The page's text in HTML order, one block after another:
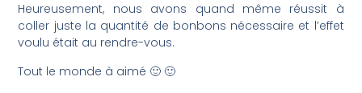
Heureusement, nous avons quand même réussit à
coller juste la quantité de bonbons nécessaire et l’effet
voulu était au rendre-vous.
Tout le monde à aimé 🙂 🙂